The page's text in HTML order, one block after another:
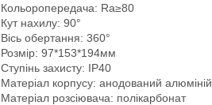
Кольоропередача: Ra≥80
Кут нахилу: 90°
Вісь обертання: 360°
Розмір: 97*153*194мм
Ступінь захисту: IP40
Матеріал корпусу: анодований алюміній
Матеріал розсіювача: полікарбонат